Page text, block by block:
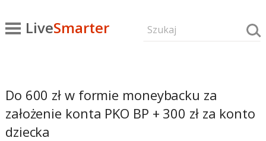
LiveSmarter
Do 600 zł w formie moneybacku za
założenie konta PKO BP + 300 zł za konto
dziecka